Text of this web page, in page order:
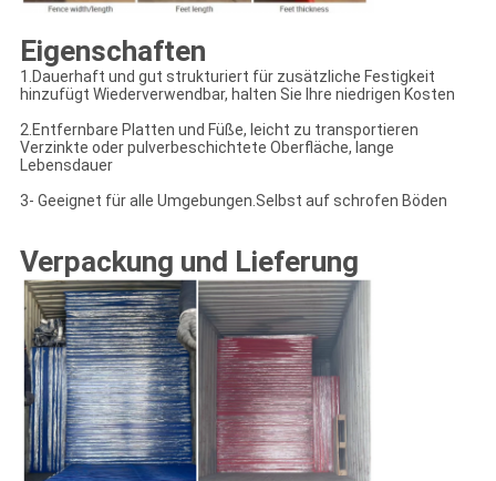
Eigenschaften
1.Dauerhaft und gut strukturiert für zusätzliche Festigkeit
hinzufügt Wiederverwendbar, halten Sie Ihre niedrigen Kosten
2.Entfernbare Platten und Füße, leicht zu transportieren
Verzinkte oder pulverbeschichtete Oberfläche, lange
Lebensdauer
3- Geeignet für alle Umgebungen.Selbst auf schrofen Böden
Verpackung und Lieferung